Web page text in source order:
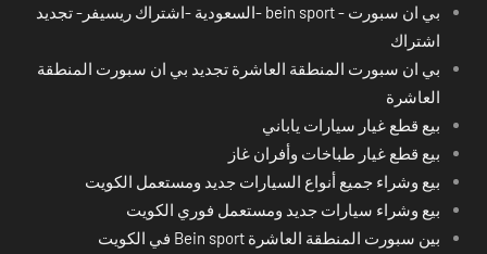
بي ان سبورت - bein sport -السعودية -اشتراك ريسيفر- تجديد
اشتراك
بي ان سبورت المنطقة العاشرة تجديد بي ان سبورت المنطقة
العاشرة
بيع قطع غيار سيارات ياباني
بيع قطع غيار طباخات وأفران غاز
بيع وشراء جميع أنواع السيارات جديد ومستعمل الكويت
بيع وشراء سيارات جديد ومستعمل فوري الكويت
بين سبورت المنطقة العاشرة Bein sport في الكويت